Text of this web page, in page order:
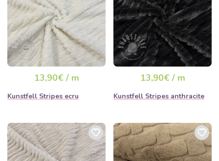
13,90€ / m
Kunstfell Stripes ecru
13,90€ / m
Kunstfell Stripes anthracite